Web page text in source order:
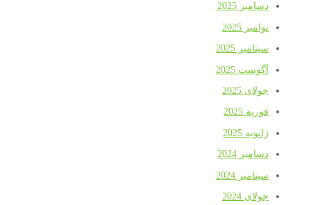
دسامبر 2025
نوامبر 2025
سپتامبر 2025
آگوست 2025
جولای 2025
فوریه 2025
ژانویه 2025
دسامبر 2024
سپتامبر 2024
جولای 2024